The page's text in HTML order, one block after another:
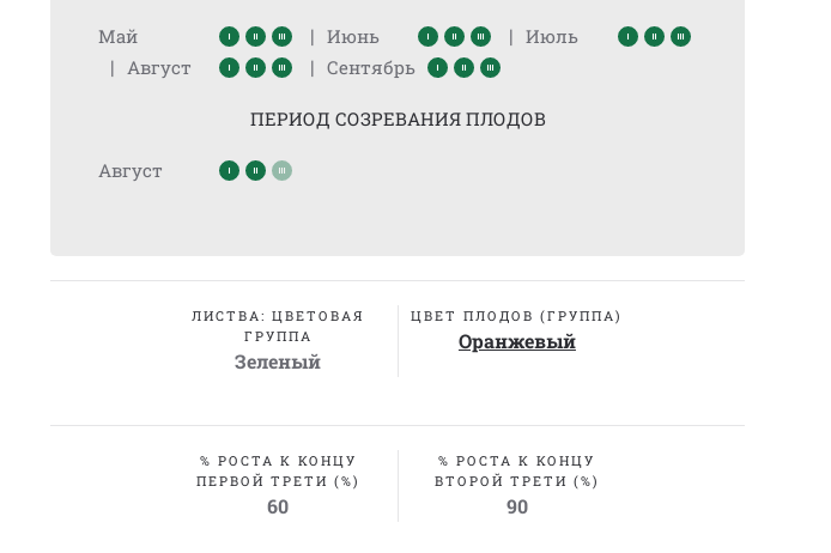
Май | Июнь | Июль
| Август | Сентябрь
ПЕРИОД СОЗРЕВАНИЯ ПЛОДОВ
Август
ЛИСТВА: ЦВЕТОВАЯ
ГРУППА
Зеленый
ЦВЕТ ПЛОДОВ (ГРУППА)
Оранжевый
% РОСТА К КОНЦУ
ПЕРВОЙ ТРЕТИ (%)
60
% РОСТА К КОНЦУ
ВТОРОЙ ТРЕТИ (%)
90